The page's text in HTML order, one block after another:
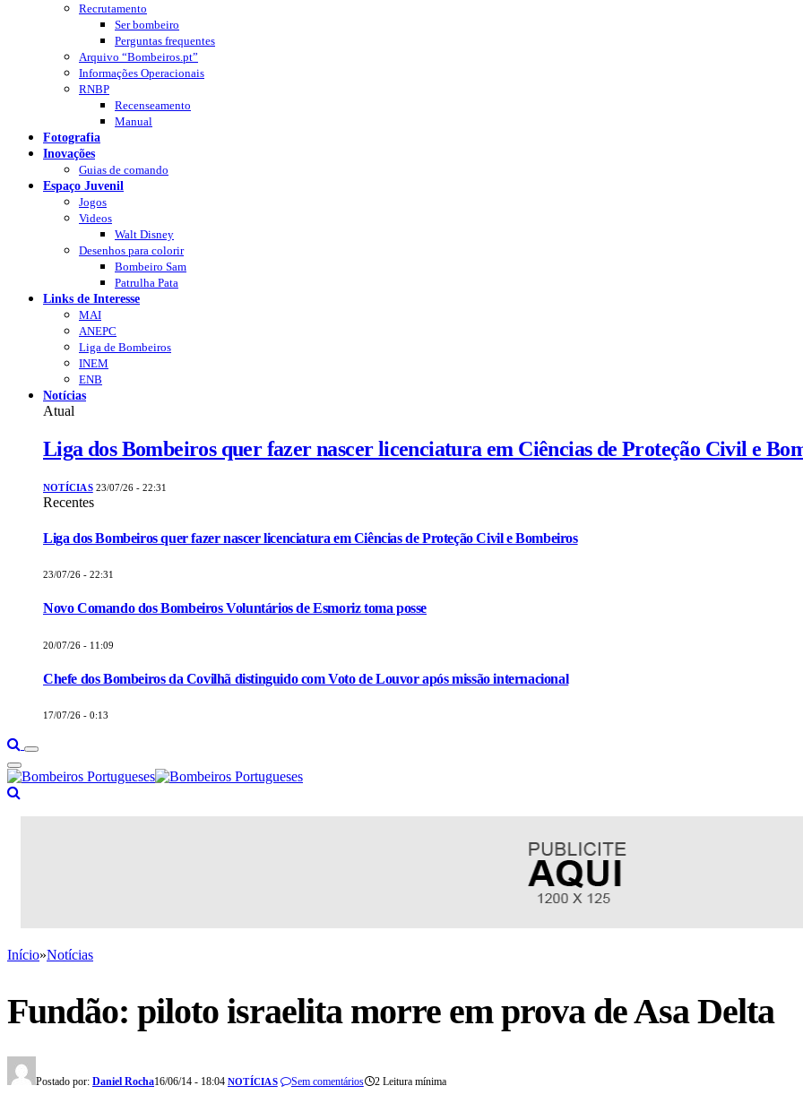
Recrutamento
Ser bombeiro
Perguntas frequentes
Arquivo “Bombeiros.pt”
Informações Operacionais
RNBP
Recenseamento
Manual
Fotografia
Inovações
Guias de comando
Espaço Juvenil
Jogos
Videos
Walt Disney
Desenhos para colorir
Bombeiro Sam
Patrulha Pata
Links de Interesse
MAI
ANEPC
Liga de Bombeiros
INEM
ENB
Notícias
Atual
Liga dos Bombeiros quer fazer nascer licenciatura em Ciências de Proteção Civil e
NOTÍCIAS 23/07/26 - 22:31
Recentes
Liga dos Bombeiros quer fazer nascer licenciatura em Ciências de Proteção Civil e Bombeiros
23/07/26 - 22:31
Novo Comando dos Bombeiros Voluntários de Esmoriz toma posse
20/07/26 - 11:09
Chefe dos Bombeiros da Covilhã distinguido com Voto de Louvor após missão internacional
17/07/26 - 0:13
Início»Notícias
Fundão: piloto israelita morre em prova de Asa Delta
Postado por: Daniel Rocha16/06/14 - 18:04 NOTÍCIAS Sem comentários 2 Leitura mínima